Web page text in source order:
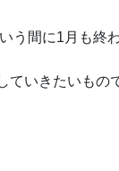
う間に1月も終
いきたいもの